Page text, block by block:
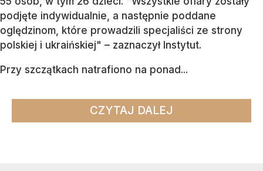
podjęte indywidualnie, a następnie poddane
oględzinom, które prowadzili specjaliści ze strony
polskiej i ukraińskiej" – zaznaczył Instytut.
Przy szczątkach natrafiono na ponad...
CZYTAJ DALEJ